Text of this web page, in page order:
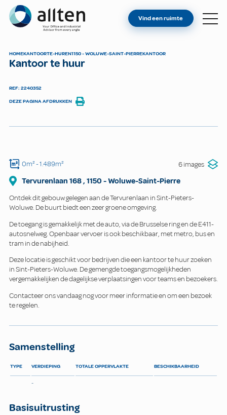
Allten
VIND EEN RUIMTE
Vind een ruimte
HOMEKANTOORTE-HUREN1150 - WOLUWE-SAINT-PIERREKANTOOR
Kantoor te huur
REF: 2240352
DEZE PAGINA AFDRUKKEN
0m²- 1.489m² 6 images
Tervurenlaan 168, 1150 -Woluwe-Saint-Pierre
Ontdek dit gebouw gelegen aan de Tervurenlaan in Sint-Pieters-
Woluwe. De buurt biedt een zeer groene omgeving.
De toegang is gemakkelijk met de auto, via de Brusselse ring en de E411-
autosnelweg. Openbaar vervoer is ook beschikbaar, met metro, bus en
tram in de nabijheid.
Deze locatie is geschikt voor bedrijven die een kantoor te huur zoeken
in Sint-Pieters-Woluwe. De gemengde toegangsmogelijkheden
vergemakkelijken de dagelijkse verplaatsingen voor teams en bezoekers.
Contacteer ons vandaag nog voor meer informatie en om een bezoek
te regelen.
Samenstelling
TYPE VERDIEPING TOTALE OPPERVLAKTE BESCHIKBAARHEID
-
Basisuitrusting